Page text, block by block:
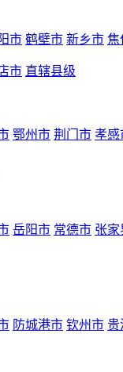
市 鹤壁市 新乡市 焦
市 直辖县级
鄂州市 荆门市 孝感
岳阳市 常德市 张家
防城港市 钦州市 贵